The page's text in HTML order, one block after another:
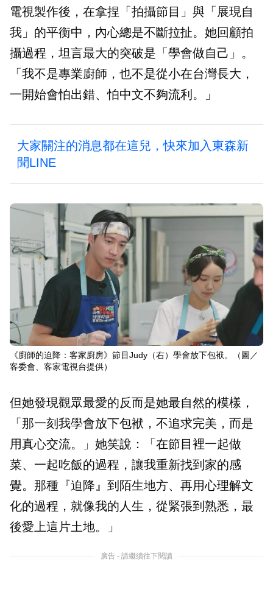
電視製作後，在拿捏「拍攝節目」與「展現自
我」的平衡中，內心總是不斷拉扯。她回顧拍
攝過程，坦言最大的突破是「學會做自己」。
「我不是專業廚師，也不是從小在台灣長大，
一開始會怕出錯、怕中文不夠流利。」
大家關注的消息都在這兒，快來加入東森新
聞LINE
《廚師的迫降：客家廚房》節目Judy（右）學會放下包袱。（圖／
客委會、客家電視台提供）
但她發現觀眾最愛的反而是她最自然的模樣，
「那一刻我學會放下包袱，不追求完美，而是
用真心交流。」她笑說：「在節目裡一起做
菜、一起吃飯的過程，讓我重新找到家的感
覺。那種『迫降』到陌生地方、再用心理解文
化的過程，就像我的人生，從緊張到熟悉，最
後愛上這片土地。」
廣告 - 請繼續往下閱讀